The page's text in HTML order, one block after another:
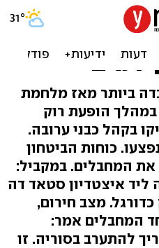
מופע
דמים
ביותר מאז מלחמת
ירו במהלך הופעת רוק
בקהל כבני ערובה.
נרצחו ויותר מ-200 נפצעו. כוחות הביטחון
המחבלים. במקביל:
איצטדיון סטאד דה
מצב חירום,
המחבלים אמר:
להתערב בסוריה. זו